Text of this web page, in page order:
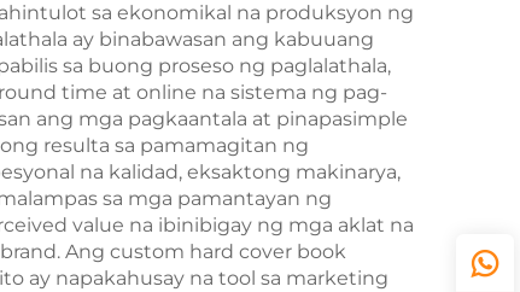
sa ekonomikal na produksyon ng
ay binabawasan ang kabuuang
sa buong proseso ng paglalathala,
time at online na sistema ng pag-
ang mga pagkaantala at pinapasimple
resulta sa pamamagitan ng
na kalidad, eksaktong makinarya,
sa mga pamantayan ng
value na ibinibigay ng mga aklat na
Ang custom hard cover book
ay napakahusay na tool sa marketing